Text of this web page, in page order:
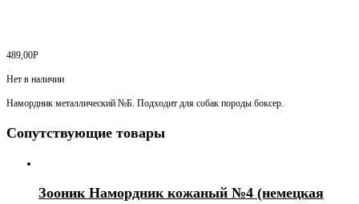
489,00Р
Нет в наличии
Намордник металлический №Б. Подходит для собак породы боксер.
Сопутствующие товары
Зооник Намордник кожаный №4 (немецкая